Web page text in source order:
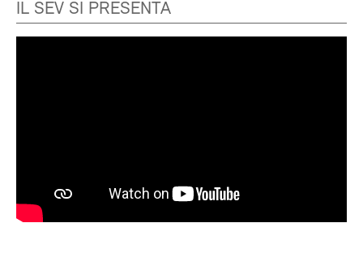
IL SEV SI PRESENTA